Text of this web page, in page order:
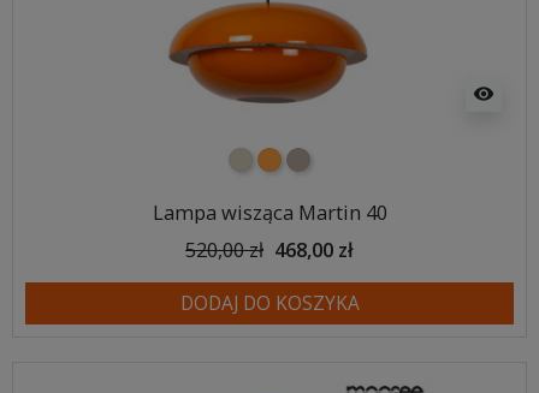
visibility
beżowypomarańczowy
Taupe
Lampa wisząca Martin 40
520,00 zł 468,00 zł
DODAJ DO KOSZYKA